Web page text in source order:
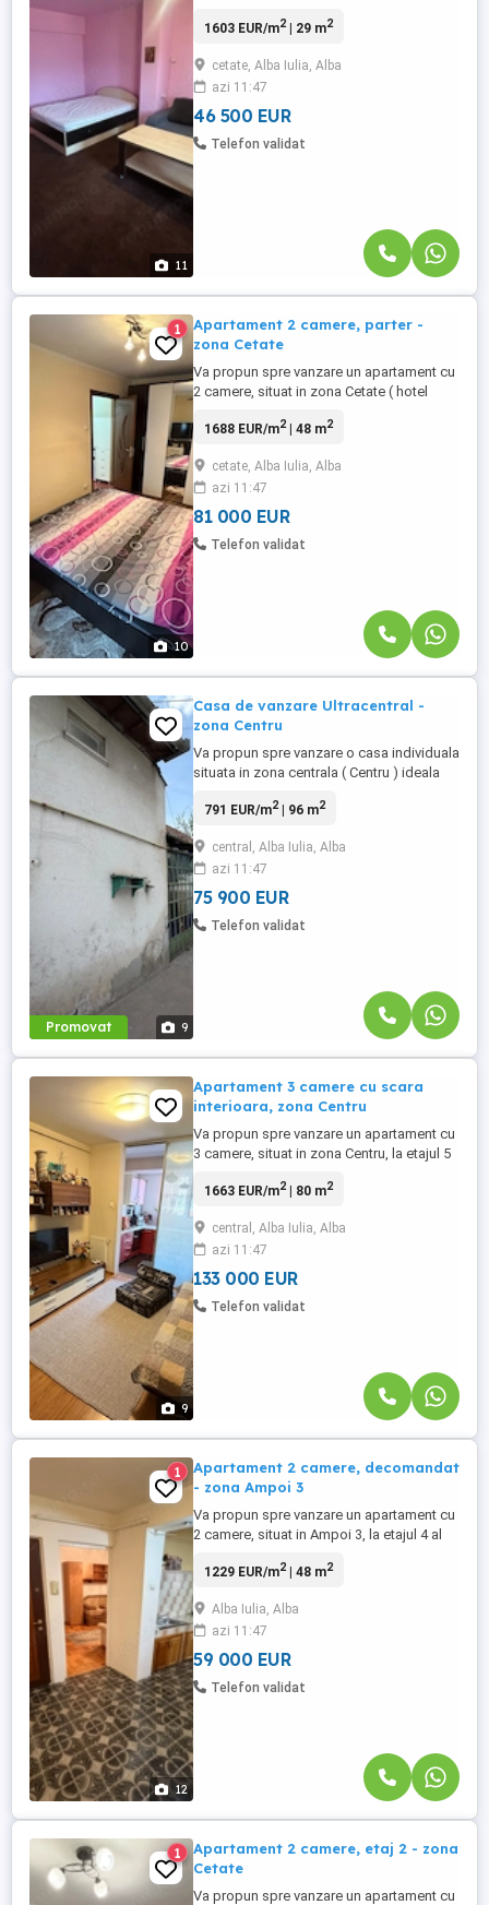
11
suprafata utila de 29 mp, ideal pentru
Garsoniera este alcatuit din: living spatios,
hol , baie si balcon inchis. Zona linistita, ...
1603 EUR/m2| 29 m2
cetate, Alba Iulia, Alba
azi 11:47
46 500 EUR
Telefon validat
10
1
Apartament 2 camere, parter -
zona Cetate
Va propun spre vanzare un apartament cu
2 camere, situat in zona Cetate ( hotel
Apartamentul are o suprafata utila de 48
pentru investitie. Apartamentul este
alcatuit din: living spatios, dormitor,
bucatarie, hol ...
1688 EUR/m2| 48 m2
cetate, Alba Iulia, Alba
azi 11:47
81 000 EUR
Telefon validat
Promovat 9
Casa de vanzare Ultracentral -
zona Centru
Va propun spre vanzare o casa individuala
situata in zona centrala ( Centru ) ideala
Teren in suprafata de 360mp, cu front
96 mp utili. Proprietatea este
compartimentata astfel: 3 camere,
bucatarie, baie, camara ...
791 EUR/m2| 96 m2
central, Alba Iulia, Alba
azi 11:47
75 900 EUR
Telefon validat
9
Apartament 3 camere cu scara
interioara, zona Centru
Va propun spre vanzare un apartament cu
3 camere, situat in zona Centru, la etajul 5
o suprafata utila de 80mp si beneficiaza
luminoasa. Imobilul este compartimentat
astfel: Parter - hol de acces, living open
space cu bucataria, ...
1663 EUR/m2| 80 m2
central, Alba Iulia, Alba
azi 11:47
133 000 EUR
Telefon validat
12
1
Apartament 2 camere, decomandat
- zona Ampoi 3
Va propun spre vanzare un apartament cu
2 camere, situat in Ampoi 3, la etajul 4 al
suprafata utila de 48mp si beneficiaza de
Compartimentare: Living spatios,
dormitor, bucatarie , baie, hol si balcon
inchis. Zona ...
1229 EUR/m2| 48 m2
Alba Iulia, Alba
azi 11:47
59 000 EUR
Telefon validat
1
Apartament 2 camere, etaj 2 - zona
Cetate
Va propun spre vanzare un apartament cu